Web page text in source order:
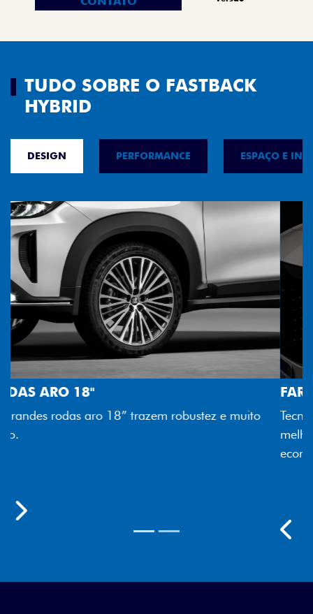
TUDO SOBRE O FASTBACK
HYBRID
DESIGN PERFORMANCE ESPAÇO E
FAROL FULL LED
Tecnologia dos faróis totalmente em LED garante
melhor luminosidade, maior durabilidade e mais